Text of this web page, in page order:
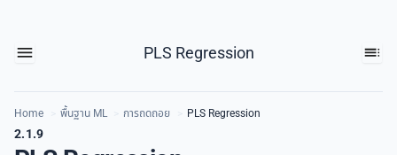
PLS Regression
Home พื้นฐาน ML การถดถอย PLS Regression
2.1.9